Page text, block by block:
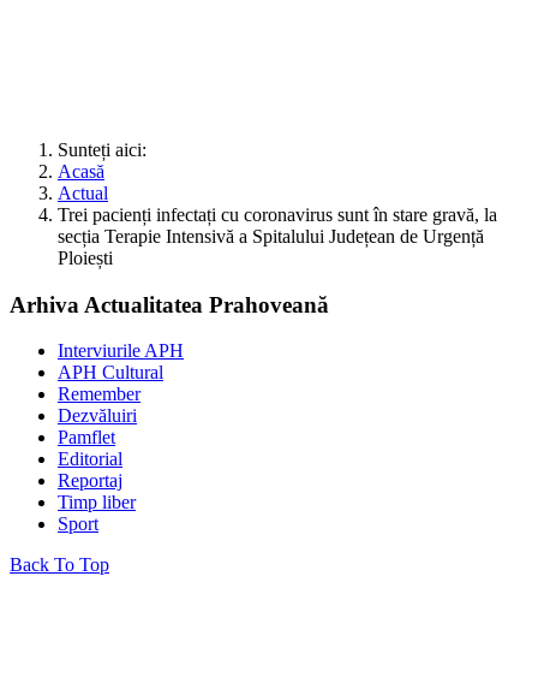
Sunteți aici:
Acasă
Actual
Trei pacienți infectați cu coronavirus sunt în stare gravă, la
secția Terapie Intensivă a Spitalului Județean de Urgență
Ploiești
Arhiva Actualitatea Prahoveană
Interviurile APH
APH Cultural
Remember
Dezvăluiri
Pamflet
Editorial
Reportaj
Timp liber
Sport
Back To Top